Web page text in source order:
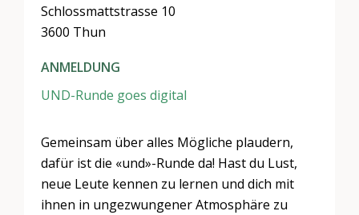
Schlossmattstrasse 10
3600 Thun
ANMELDUNG
UND-Runde goes digital
Gemeinsam über alles Mögliche plaudern,
dafür ist die «und»-Runde da! Hast du Lust,
neue Leute kennen zu lernen und dich mit
ihnen in ungezwungener Atmosphäre zu